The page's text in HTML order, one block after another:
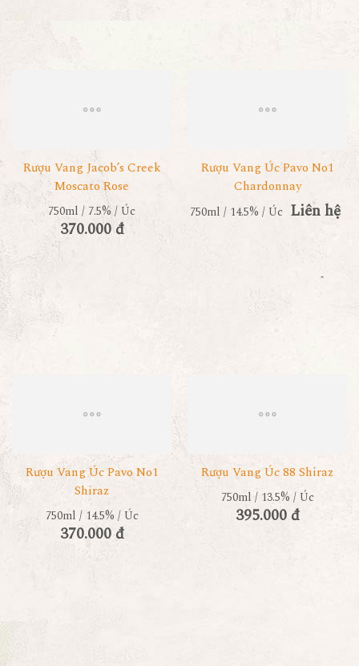
Rượu Vang Jacob’s Creek
Moscato Rose
750ml / 7.5% / Úc
370.000 đ
Rượu Vang Úc Pavo No1
Chardonnay
750ml / 14.5% / Úc Liên hệ
Rượu Vang Úc Pavo No1
Shiraz
750ml / 14.5% / Úc
370.000 đ
Rượu Vang Úc 88 Shiraz
750ml / 13.5% / Úc
395.000 đ